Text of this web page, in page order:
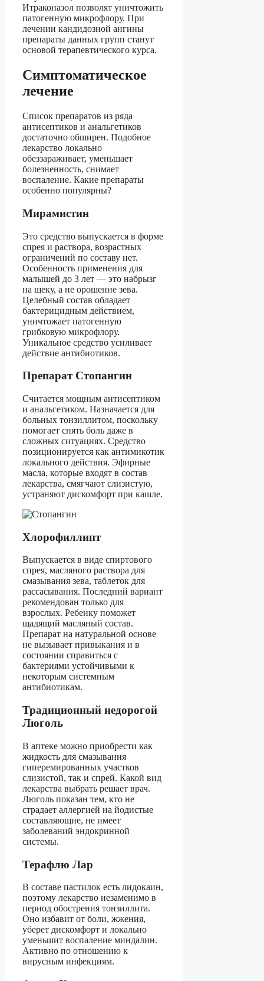
Итраконазол позволят уничтожить
патогенную микрофлору. При
лечении кандидозной ангины
препараты данных групп станут
основой терапевтического курса.
Симптоматическое
лечение
Список препаратов из ряда
антисептиков и анальгетиков
достаточно обширен. Подобное
лекарство локально
обеззараживает, уменьшает
болезненность, снимает
воспаление. Какие препараты
особенно популярны?
Мирамистин
Это средство выпускается в форме
спрея и раствора, возрастных
ограничений по составу нет.
Особенность применения для
малышей до 3 лет — это набрызг
на щеку, а не орошение зева.
Целебный состав обладает
бактерицидным действием,
уничтожает патогенную
грибковую микрофлору.
Уникальное средство усиливает
действие антибиотиков.
Препарат Стопангин
Считается мощным антисептиком
и анальгетиком. Назначается для
больных тонзиллитом, поскольку
помогает снять боль даже в
сложных ситуациях. Средство
позиционируется как антимикотик
локального действия. Эфирные
масла, которые входят в состав
лекарства, смягчают слизистую,
устраняют дискомфорт при кашле.
Хлорофиллипт
Выпускается в виде спиртового
спрея, масляного раствора для
смазывания зева, таблеток для
рассасывания. Последний вариант
рекомендован только для
взрослых. Ребенку поможет
щадящий масляный состав.
Препарат на натуральной основе
не вызывает привыкания и в
состоянии справиться с
бактериями устойчивыми к
некоторым системным
антибиотикам.
Традиционный недорогой
Люголь
В аптеке можно приобрести как
жидкость для смазывания
гиперемированных участков
слизистой, так и спрей. Какой вид
лекарства выбрать решает врач.
Люголь показан тем, кто не
страдает аллергией на йодистые
составляющие, не имеет
заболеваний эндокринной
системы.
Терафлю Лар
В составе пастилок есть лидокаин,
поэтому лекарство незаменимо в
период обострения тонзиллита.
Оно избавит от боли, жжения,
уберет дискомфорт и локально
уменьшит воспаление миндалин.
Активно по отношению к
вирусным инфекциям.